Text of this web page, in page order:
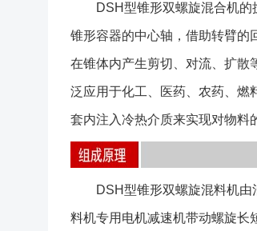
DSH型锥形双螺旋混合机的搅
锥形容器的中心轴，借助转臂的
在锥体内产生剪切、对流、扩散
泛应用于化工、医药、农药、燃
套内注入冷热介质来实现对物料
DSH型锥形双螺旋混料机由混
料机专用电机减速机带动螺旋长